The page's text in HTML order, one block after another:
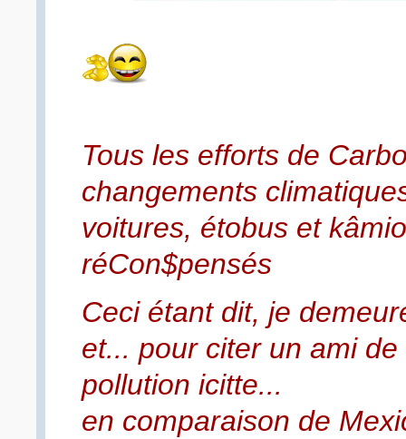
Tous les efforts de
changements
voitures, étobus et
réCon$pensés
Ceci étant dit, je
et... pour citer un ami
pollution icitte...
en comparaison de